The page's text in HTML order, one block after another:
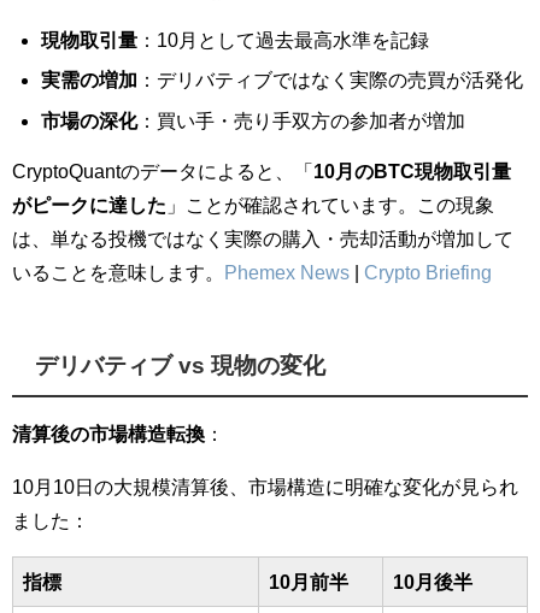
現物取引量 ：10月として過去最高水準を記録
実需の増加 ：デリバティブではなく実際の売買が活発化
市場の深化：買い手・売り手双方の参加者が増加
CryptoQuantのデータによると、「 10月のBTC現物取引量
がピークに達した 」ことが確認されています。この現象
は、単なる投機ではなく実際の購入・売却活動が増加して
いることを意味します。
Phemex News Crypto Briefing
デリバティブ vs 現物の変化
清算後の市場構造転換 ：
10月10日の大規模清算後、市場構造に明確な変化が見られ
ました：
指標 10月前半 10月後半